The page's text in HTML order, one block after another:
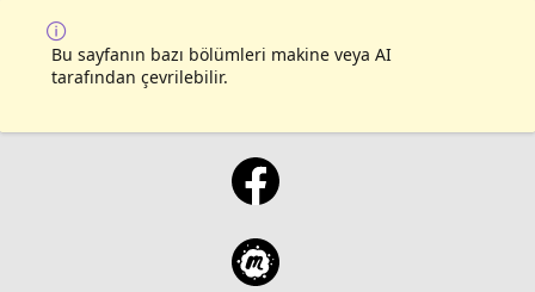
Bu sayfanın bazı bölümleri makine veya AI
tarafından çevrilebilir.